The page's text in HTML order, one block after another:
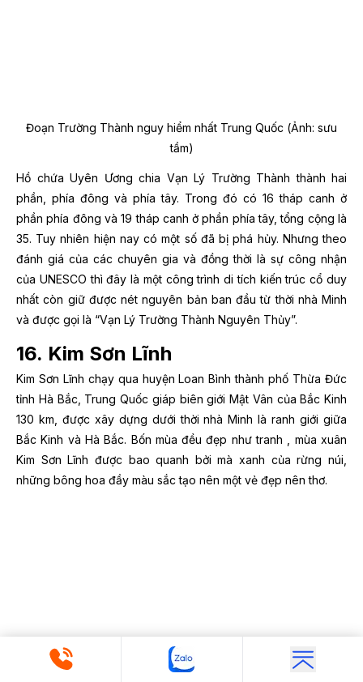
Đoạn Trường Thành nguy hiểm nhất Trung Quốc (Ảnh: sưu
tầm)
Hồ chứa Uyên Ương chia Vạn Lý Trường Thành thành hai
phần, phía đông và phía tây. Trong đó có 16 tháp canh ở
phần phía đông và 19 tháp canh ở phần phía tây, tổng cộng là
35. Tuy nhiên hiện nay có một số đã bị phá hủy. Nhưng theo
đánh giá của các chuyên gia và đồng thời là sự công nhận
của UNESCO thì đây là một công trình di tích kiến ​​trúc cổ duy
nhất còn giữ được nét nguyên bản ban đầu từ thời nhà Minh
và được gọi là “Vạn Lý Trường Thành Nguyên Thủy”.
16. Kim Sơn Lĩnh
Kim Sơn Lĩnh chạy qua huyện Loan Bình thành phố Thừa Đức
tỉnh Hà Bắc, Trung Quốc giáp biên giới Mật Vân của Bắc Kinh
130 km, được xây dựng dưới thời nhà Minh là ranh giới giữa
Bắc Kinh và Hà Bắc. Bốn mùa đều đẹp như tranh , mùa xuân
Kim Sơn Lĩnh được bao quanh bởi mà xanh của rừng núi,
những bông hoa đầy màu sắc tạo nên một vẻ đẹp nên thơ.